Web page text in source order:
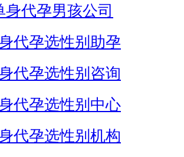
身代孕男孩公司
代孕选性别助孕
代孕选性别咨询
代孕选性别中心
代孕选性别机构